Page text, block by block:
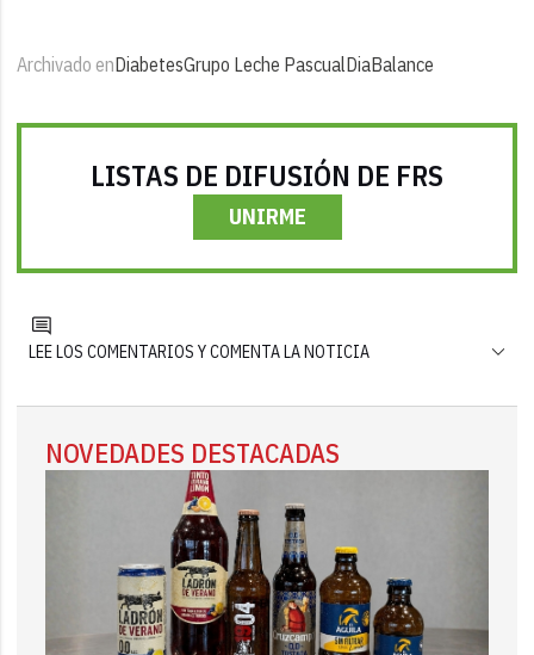
Archivado enDiabetesGrupo Leche PascualDiaBalance
LISTAS DE DIFUSIÓN DE FRS
UNIRME
LEE LOS COMENTARIOS Y COMENTA LA NOTICIA
NOVEDADES DESTACADAS